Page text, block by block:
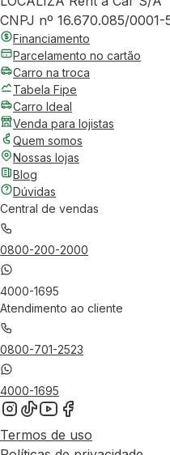
CNPJ nº 16.670.085/0001-
Financiamento
Parcelamento no cartão
Carro na troca
Tabela Fipe
Carro Ideal
Venda para lojistas
Quem somos
Nossas lojas
Blog
Dúvidas
Central de vendas
0800-200-2000
4000-1695
Atendimento ao cliente
0800-701-2523
4000-1695
Termos de uso